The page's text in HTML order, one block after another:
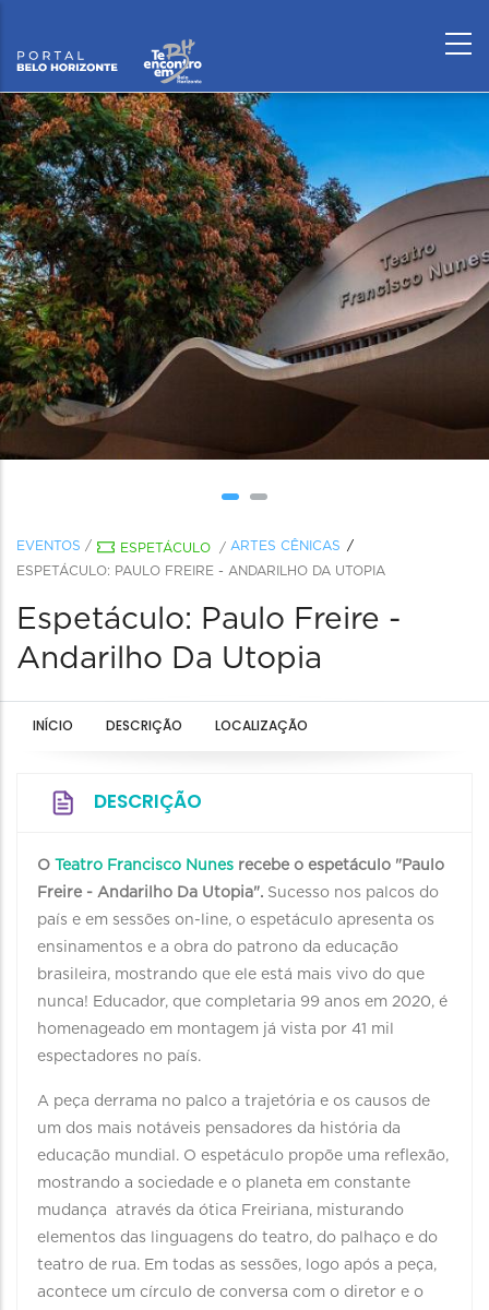
EVENTOS / ESPETÁCULO / ARTES CÊNICAS
ESPETÁCULO: PAULO FREIRE - ANDARILHO DA UTOPIA
Espetáculo: Paulo Freire -
Andarilho Da Utopia
INÍCIO DESCRIÇÃO LOCALIZAÇÃO
DESCRIÇÃO
O Teatro Francisco Nunes recebe o espetáculo "Paulo
Freire - Andarilho Da Utopia". Sucesso nos palcos do
país e em sessões on-line, o espetáculo apresenta os
ensinamentos e a obra do patrono da educação
brasileira, mostrando que ele está mais vivo do que
nunca! Educador, que completaria 99 anos em 2020, é
homenageado em montagem já vista por 41 mil
espectadores no país.
A peça derrama no palco a trajetória e os causos de
um dos mais notáveis pensadores da história da
educação mundial. O espetáculo propõe uma reflexão,
mostrando a sociedade e o planeta em constante
mudança através da ótica Freiriana, misturando
elementos das linguagens do teatro, do palhaço e do
teatro de rua. Em todas as sessões, logo após a peça,
acontece um círculo de conversa com o diretor e o